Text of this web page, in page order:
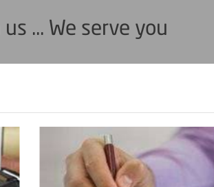
... We serve you